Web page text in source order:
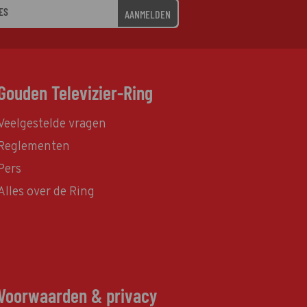
AANMELDEN
Televizier-Ring
vragen
over de Ring
& privacy